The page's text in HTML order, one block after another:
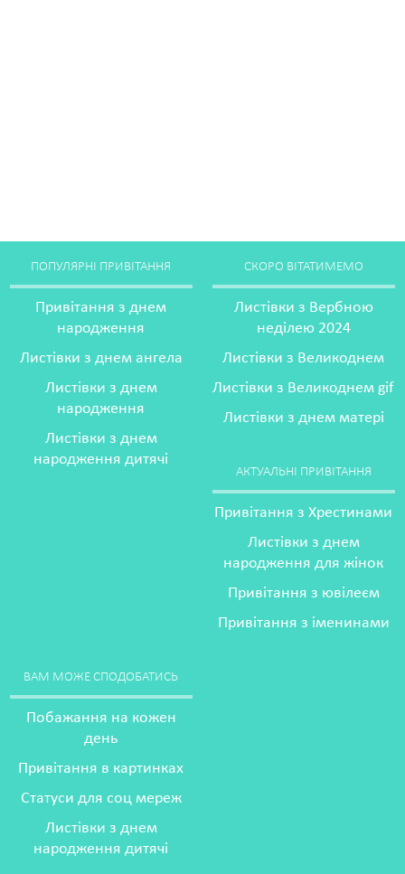
ПОПУЛЯРНІ ПРИВІТАННЯ
Привітання з днем
народження
Листівки з днем ангела
Листівки з днем
народження
Листівки з днем
народження дитячі
СКОРО ВІТАТИМЕМО
Листівки з Вербною
неділею 2024
Листівки з Великоднем
Листівки з Великоднем gif
Листівки з днем матері
АКТУАЛЬНІ ПРИВІТАННЯ
Привітання з Хрестинами
Листівки з днем
народження для жінок
Привітання з ювілеєм
Привітання з іменинами
ВАМ МОЖЕ СПОДОБАТИСЬ
Побажання на кожен
день
Привітання в картинках
Статуси для соц мереж
Листівки з днем
народження дитячі